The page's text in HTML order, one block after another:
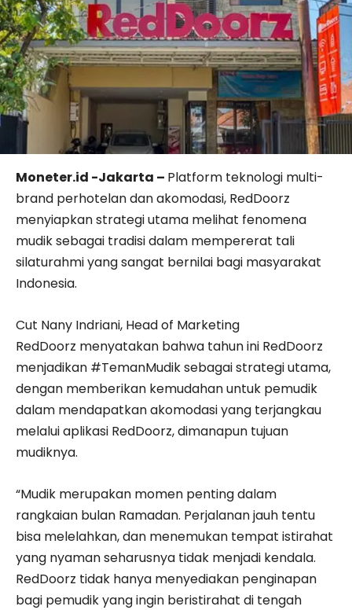
Moneter.id -Jakarta – Platform teknologi multi-
brand perhotelan dan akomodasi, RedDoorz
menyiapkan strategi utama melihat fenomena
mudik sebagai tradisi dalam mempererat tali
silaturahmi yang sangat bernilai bagi masyarakat
Indonesia.
Cut Nany Indriani, Head of Marketing
RedDoorz menyatakan bahwa tahun ini RedDoorz
menjadikan #TemanMudik sebagai strategi utama,
dengan memberikan kemudahan untuk pemudik
dalam mendapatkan akomodasi yang terjangkau
melalui aplikasi RedDoorz, dimanapun tujuan
mudiknya.
“Mudik merupakan momen penting dalam
rangkaian bulan Ramadan. Perjalanan jauh tentu
bisa melelahkan, dan menemukan tempat istirahat
yang nyaman seharusnya tidak menjadi kendala.
RedDoorz tidak hanya menyediakan penginapan
bagi pemudik yang ingin beristirahat di tengah